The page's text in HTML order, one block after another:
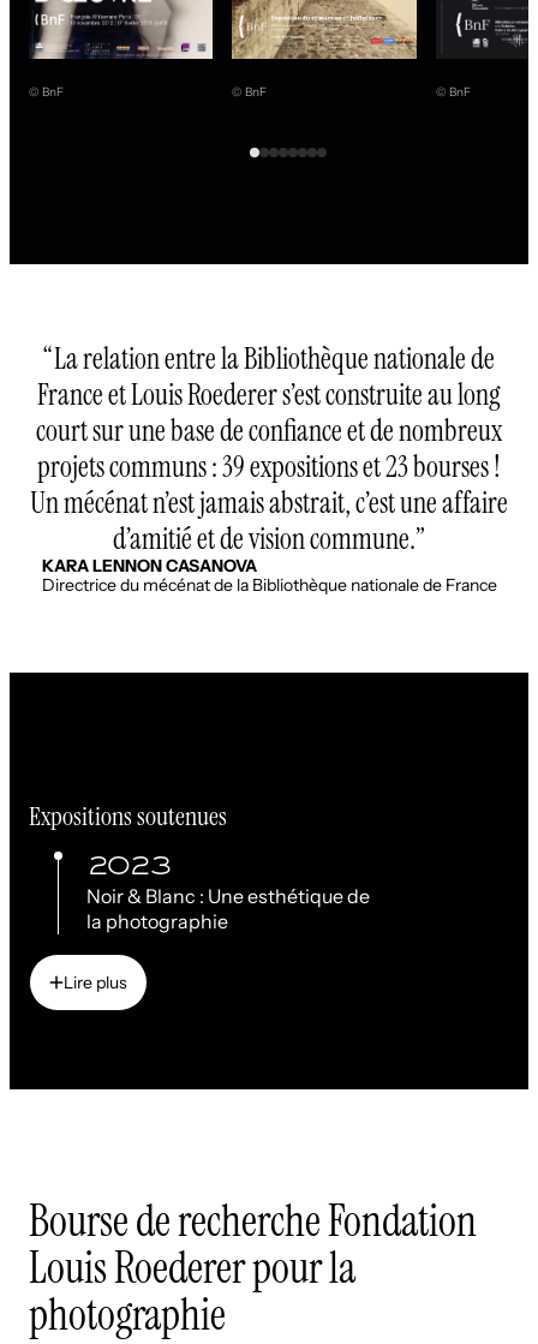
© BnF © BnF © BnF
La relation entre la Bibliothèque nationale de
France et Louis Roederer s’est construite au long
court sur une base de confiance et de nombreux
projets communs : 39 expositions et 23 bourses !
Un mécénat n’est jamais abstrait, c’est une affaire
d’amitié et de vision commune.
KARA LENNON CASANOVA
Directrice du mécénat de la Bibliothèque nationale de France
Expositions soutenues
2023
Noir & Blanc : Une esthétique de
la photographie
Lire plus
Bourse de recherche Fondation
Louis Roederer pour la
photographie